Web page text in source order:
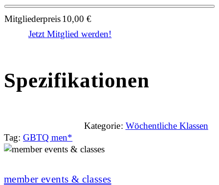
Mitgliederpreis10,00€
Jetzt Mitglied werden!
Spezifikationen
Kategorie: Wöchentliche Klassen
Tag: GBTQ men*
member events & classes